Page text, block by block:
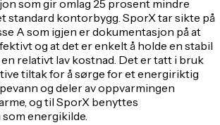
som gir omlag 25 prosent mindre
standard kontorbygg. SporX tar sikte på
A som igjen er dokumentasjon på at
og at det er enkelt å holde en stabil
relativt lav kostnad. Det er tatt i bruk
tiltak for å sørge for et energiriktig
og deler av oppvarmingen
og til SporX benyttes
energikilde.